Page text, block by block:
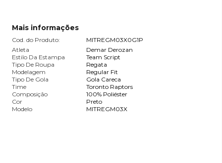
Mais informações
Cod. do Produto:
MITREGM03X0G1P
Atleta
Demar Derozan
Estilo Da Estampa
Team Script
Tipo De Roupa
Regata
Modelagem
Regular Fit
Tipo De Gola
Gola Careca
Time
Toronto Raptors
Composição
100% Poliéster
Cor
Preto
Modelo
MITREGM03X